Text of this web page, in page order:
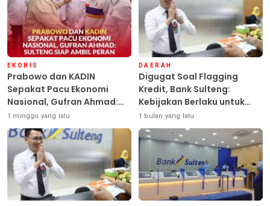
EKOBIS
Prabowo dan KADIN
Sepakat Pacu Ekonomi
Nasional, Gufran Ahmad:
Sulteng Siap Ambil Peran
1 minggu yang lalu
DAERAH
Digugat Soal Flagging
Kredit, Bank Sulteng:
Kebijakan Berlaku untuk
Seluruh Debitur ASN
1 bulan yang lalu